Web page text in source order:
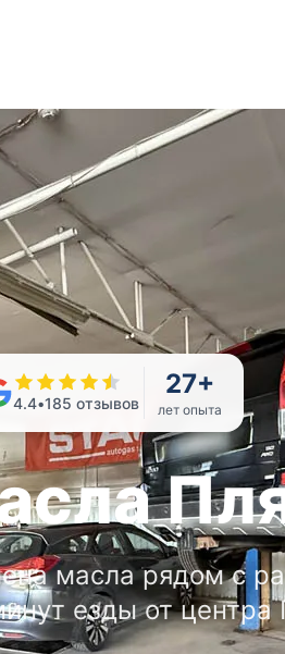
4.4•185 отзывов
27+
лет опыта
масла рядом с
езды от центра